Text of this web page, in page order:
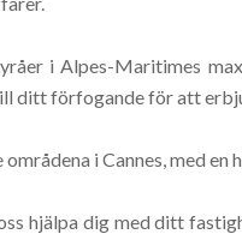
i Alpes-Maritimes
ditt förfogande för att
i Cannes, med
hjälpa dig med ditt